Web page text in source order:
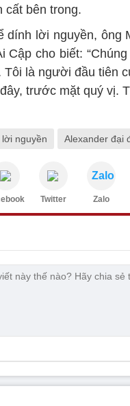
bên trong.
dính lời nguyền, ông
Cập cho biết:
là người đầu tiên
trước mặt quý vị.
lời nguyền Alexander đại
Twitter
Zalo
Zalo